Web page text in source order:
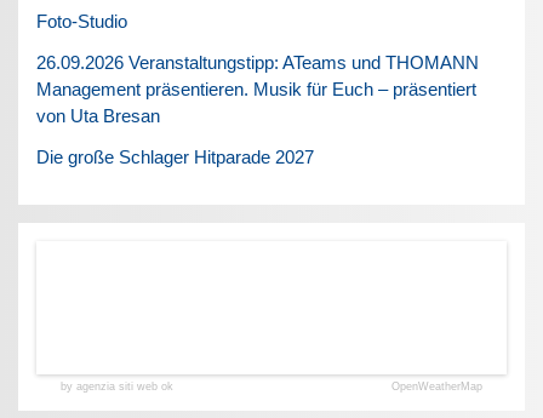
Foto-Studio
26.09.2026 Veranstaltungstipp: ATeams und THOMANN
Management präsentieren. Musik für Euch – präsentiert
von Uta Bresan
Die große Schlager Hitparade 2027
by agenzia siti web ok OpenWeatherMap